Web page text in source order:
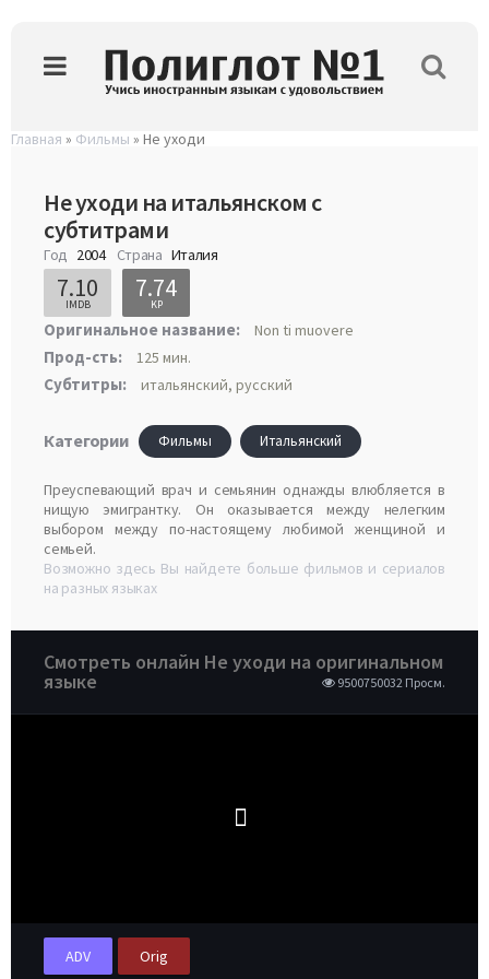
Главная » Фильмы » Не уходи
Не уходи на итальянском с
субтитрами
Год 2004 Страна Италия
7.74
KP
7.10
IMDB
Оригинальное название: Non ti muovere
Прод-сть: 125 мин.
Субтитры: итальянский, русский
Категории Фильмы Итальянский
Преуспевающий врач и семьянин однажды влюбляется в
нищую эмигрантку. Он оказывается между нелегким
выбором между по-настоящему любимой женщиной и
семьей.
Возможно здесь Вы найдете больше фильмов и сериалов
на разных языках
Смотреть онлайн Не уходи на оригинальном
языке 9500750032 Просм.
ADV Orig